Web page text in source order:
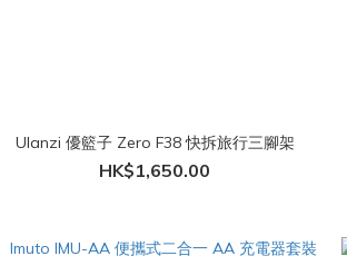
Ulanzi 優籃子 Zero F38 快拆旅行三腳架
HK$1,650.00